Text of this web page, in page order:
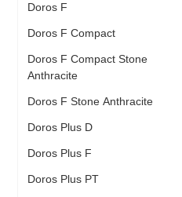
Doros F
Doros F Compact
Doros F Compact Stone
Anthracite
Doros F Stone Anthracite
Doros Plus D
Doros Plus F
Doros Plus PT